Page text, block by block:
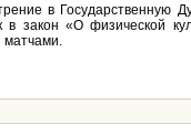
в Государственную
в закон «О физической